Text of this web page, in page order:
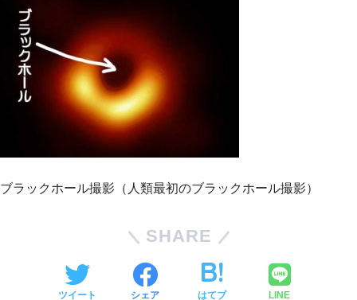
ブラックホール撮影（人類最初のブラックホール撮影）
SHARE
ツイート シェア はてブ LINE